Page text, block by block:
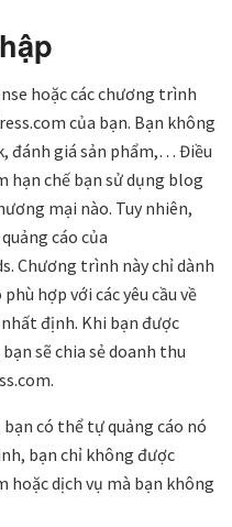
hoặc các chương trình
của bạn. Bạn không
đánh giá sản phẩm,… Điều
hạn chế bạn sử dụng blog
mại nào. Tuy nhiên,
cáo của
Chương trình này chỉ dành
hợp với các yêu cầu về
định. Khi bạn được
sẽ chia sẻ doanh thu
bạn có thể tự quảng cáo nó
bạn chỉ không được
hoặc dịch vụ mà bạn không